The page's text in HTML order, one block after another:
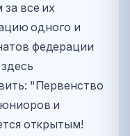
все их
одного и
федерации
"Первенство
и
открытым!